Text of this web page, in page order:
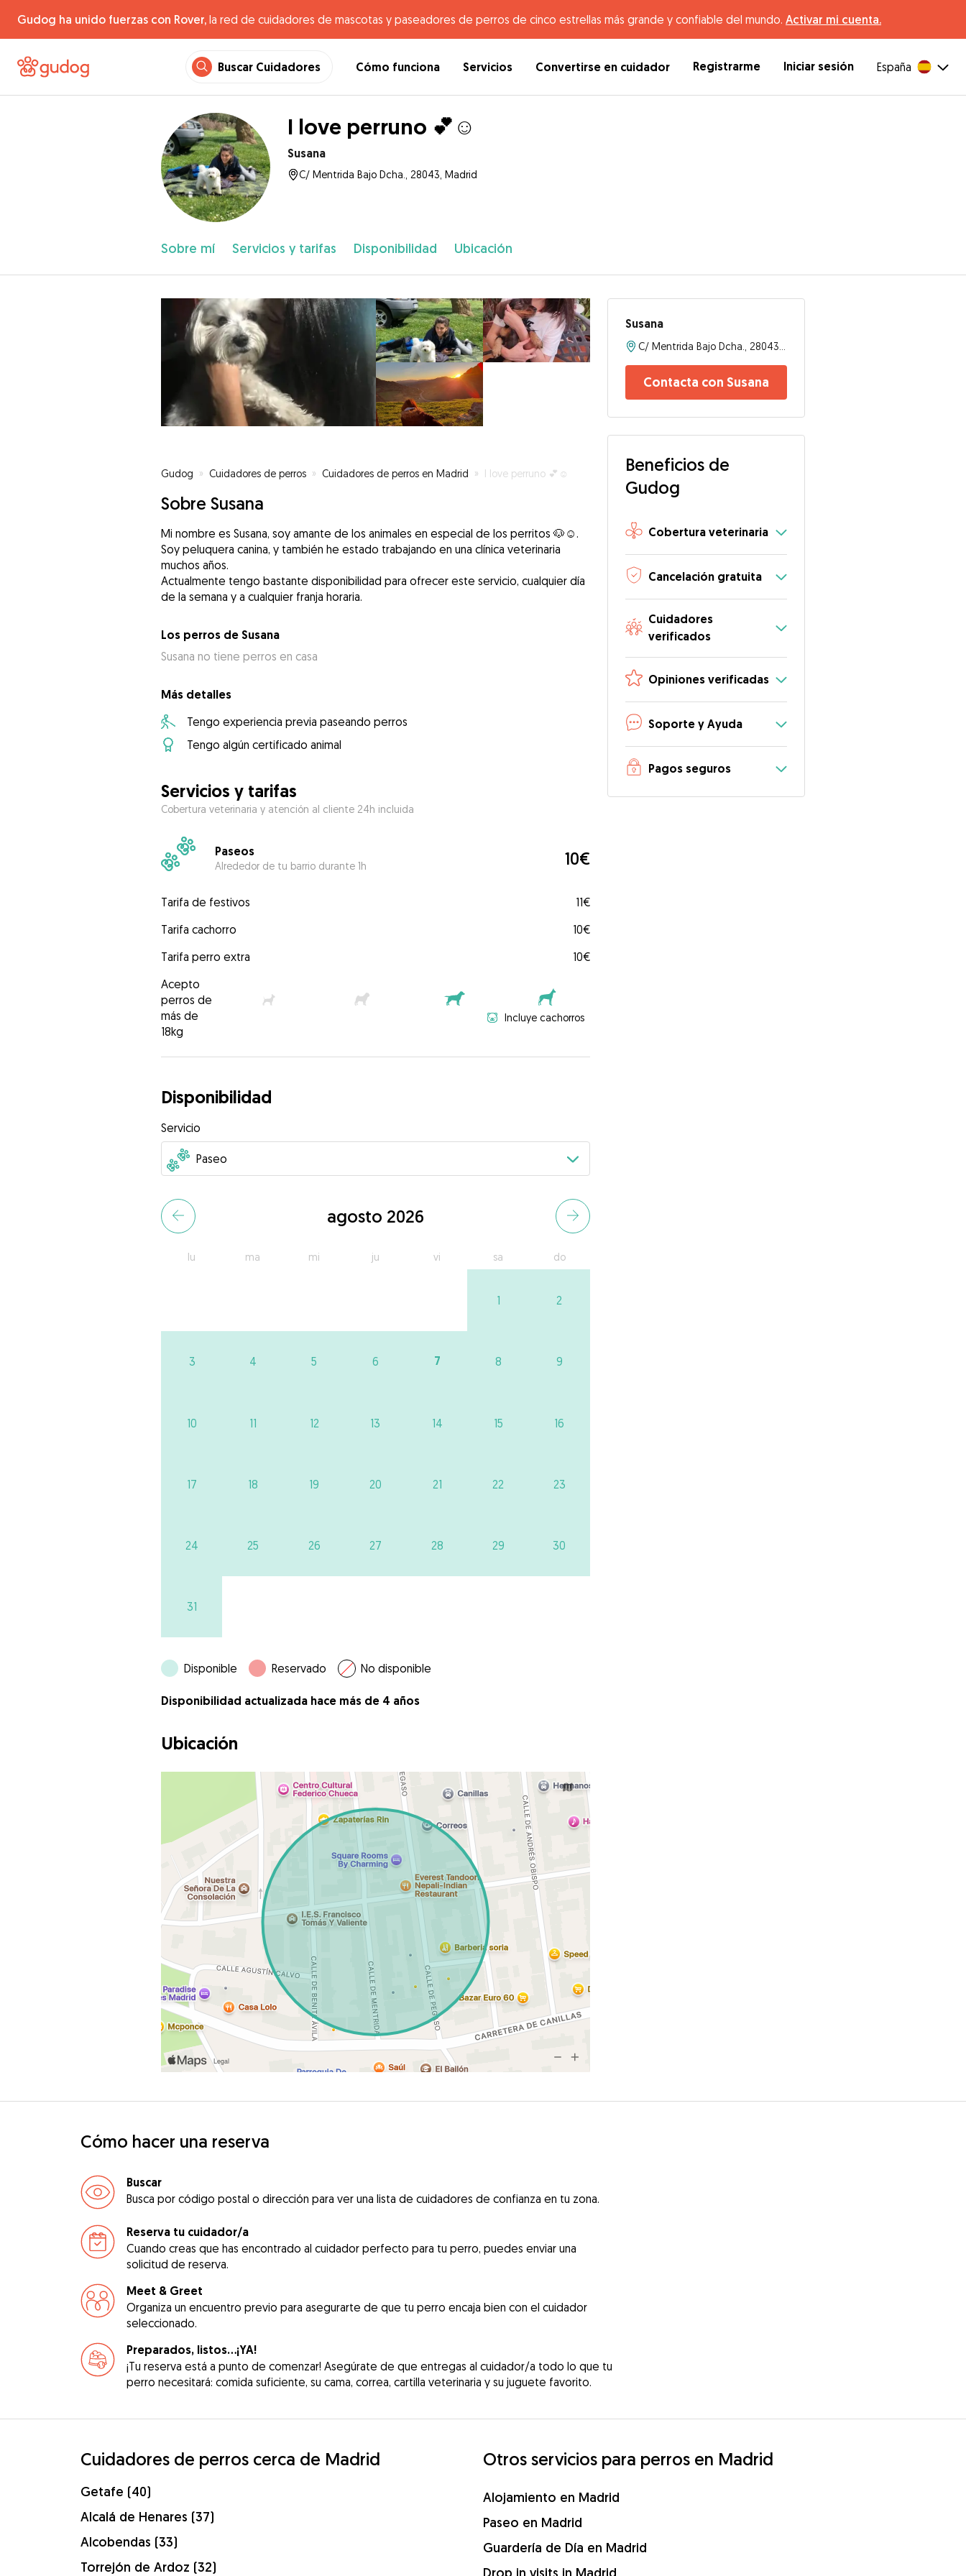
Gudog ha unido fuerzas con Rover, la red de cuidadores de mascotas y paseadores de perros de cinco estrellas más grande y confiable del mundo. Activar mi cuenta.
Buscar Cuidadores Cómo funciona Servicios Convertirse en cuidador Registrarme Iniciar sesión España
I love perruno 💕☺️
Susana
C/ Mentrida Bajo Dcha., 28043, Madrid
Sobre mí Servicios y tarifas Disponibilidad Ubicación
Gudog » Cuidadores de perros » Cuidadores de perros en Madrid » I love perruno 💕☺️
Sobre Susana
Mi nombre es Susana, soy amante de los animales en especial de los perritos 🐶☺️.
Soy peluquera canina, y también he estado trabajando en una clínica veterinaria
muchos años.
Actualmente tengo bastante disponibilidad para ofrecer este servicio, cualquier día
de la semana y a cualquier franja horaria.
Los perros de Susana
Susana no tiene perros en casa
Más detalles
Tengo experiencia previa paseando perros
Tengo algún certificado animal
Servicios y tarifas
Cobertura veterinaria y atención al cliente 24h incluida
Paseos
Alrededor de tu barrio durante 1h 10€
Tarifa de festivos
11€
Tarifa cachorro
10€
Tarifa perro extra
10€
Acepto
perros de
más de
18kg
Incluye cachorros
Disponibilidad
Servicio
agosto 2026
lu ma mi ju vi sa do
1 2
3 4 5 6 7 8 9
10 11 12 13 14 15 16
17 18 19 20 21 22 23
24 25 26 27 28 29 30
31
Disponible Reservado No disponible
Disponibilidad actualizada hace más de 4 años
Ubicación
Susana
Contacta con Susana
Beneficios de
Gudog
Cobertura veterinaria
Cancelación gratuita
Cuidadores
verificados
Opiniones verificadas
Soporte y Ayuda
Pagos seguros
Cómo hacer una reserva
Buscar
Busca por código postal o dirección para ver una lista de cuidadores de confianza en tu zona.
Reserva tu cuidador/a
Cuando creas que has encontrado al cuidador perfecto para tu perro, puedes enviar una
solicitud de reserva.
Meet & Greet
Organiza un encuentro previo para asegurarte de que tu perro encaja bien con el cuidador
seleccionado.
Preparados, listos...¡YA!
¡Tu reserva está a punto de comenzar! Asegúrate de que entregas al cuidador/a todo lo que tu
perro necesitará: comida suficiente, su cama, correa, cartilla veterinaria y su juguete favorito.
Cuidadores de perros cerca de Madrid
Getafe (40)
Alcalá de Henares (37)
Alcobendas (33)
Torrejón de Ardoz (32)
Otros servicios para perros en Madrid
Alojamiento en Madrid
Paseo en Madrid
Guardería de Día en Madrid